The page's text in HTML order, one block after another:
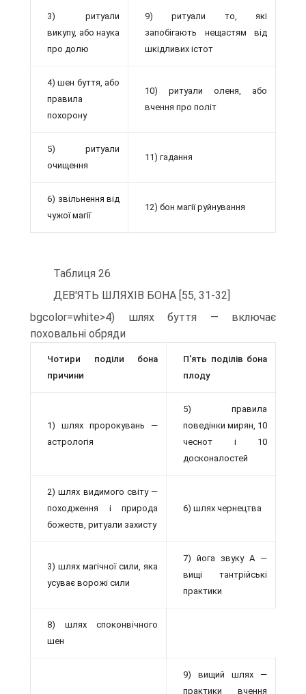
3) ритуали
викупу, або наука
про долю
9) ритуали то, які
запобігають нещастям від
шкідливих істот
4) шен буття, або
правила
похорону
10) ритуали оленя, або
вчення про політ
5) ритуали
очищення
11) гадання
6) звільнення від
чужої магії
12) бон магії руйнування
Таблиця 26
ДЕВ'ЯТЬ ШЛЯХІВ БОНА [55, 31-32]
bgcolor=white>4) шлях буття — включає
поховальні обряди
Чотири поділи бона
причини
П'ять поділів бона
плоду
1) шлях пророкувань —
астрологія
5) правила
поведінки мирян, 10
чеснот і 10
досконалостей
2) шлях видимого світу —
походження і природа
божеств, ритуали захисту
6) шлях чернецтва
3) шлях магічної сили, яка
усуває ворожі сили
7) йога звуку А —
вищі тантрійські
практики
8) шлях споконвічного
шен
9) вищий шлях —
практики вчення